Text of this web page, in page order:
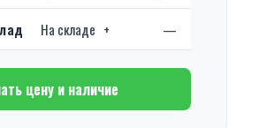
На складе + —
цену и наличие